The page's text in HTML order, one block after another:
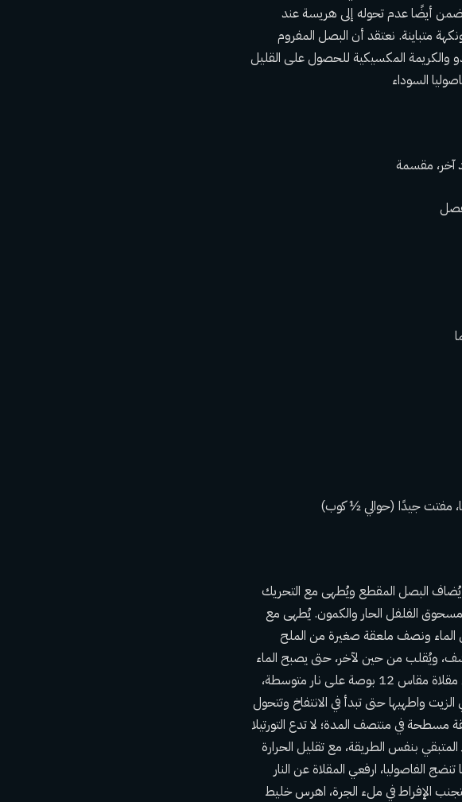
يضمن أيضًا عدم تحوله إلى هريسة عند
متباينة. نعتقد أن البصل المفروم
والكريمة المكسيكية للحصول على القليل
السوداء
يُضاف البصل المقطع ويُطهى مع التحريك
لمدة 5 إلى 6 دقائق. أضف الثوم ومسحوق الفلفل الحار والكمون. يُطهى مع
وكوبين من الماء ونصف ملعقة صغيرة من الملح
ويُقلب من حين لآخر، حتى يصبح الماء
أقل بقليل من مستوى الفاصوليا، لمدة 10 إلى 12 دقيقة. في هذه الأثناء، في مقلاة مقاس 12 بوصة على نار متوسطة،
واطهيها حتى تبدأ في الانتفاخ وتتحول
باستخدام ملعقة مسطحة في منتصف المدة؛ لا تدع التورتيلا
المتبقي بنفس الطريقة، مع تقليل الحرارة
الفاصوليا، ارفعي المقلاة عن النار
دفعتين لتجنب الإفراط في ملء الجرة، اهرس خليط